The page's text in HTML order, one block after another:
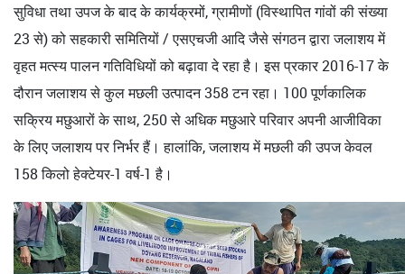
सुविधा तथा उपज के बाद के कार्यक्रमों, ग्रामीणों (विस्थापित गांवों की संख्या
23 से) को सहकारी समितियों / एसएचजी आदि जैसे संगठन द्वारा जलाशय में
वृहत मत्स्य पालन गतिविधियों को बढ़ावा दे रहा है। इस प्रकार 2016-17 के
दौरान जलाशय से कुल मछली उत्पादन 358 टन रहा। 100 पूर्णकालिक
सक्रिय मछुआरों के साथ, 250 से अधिक मछुआरे परिवार अपनी आजीविका
के लिए जलाशय पर निर्भर हैं। हालांकि, जलाशय में मछली की उपज केवल
158 किलो हेक्टेयर-1 वर्ष-1 है।